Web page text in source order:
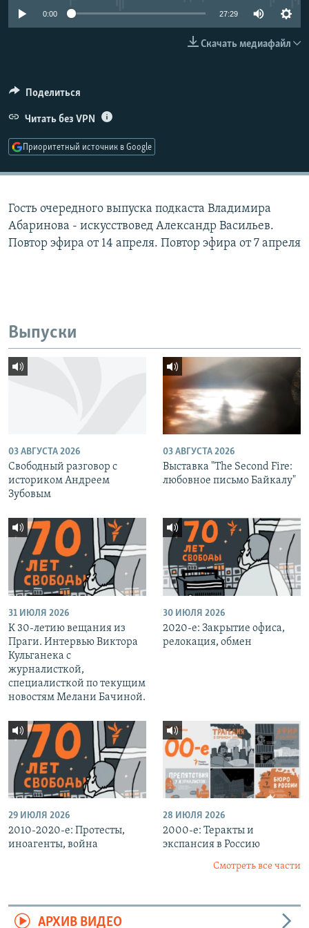
РАСПИСАНИЕ ВЕЩАНИЯ
0:00 27:29
Скачать медиафайл
Поделиться
Читать без VPN
Приоритетный источник в Google
Гость очередного выпуска подкаста Владимира
Абаринова - искусствовед Александр Васильев.
Повтор эфира от 14 апреля. Повтор эфира от 7 апреля
Выпуски
03 АВГУСТА 2026
Свободный разговор с
историком Андреем
Зубовым
03 АВГУСТА 2026
Выставка "The Second Fire:
любовное письмо Байкалу"
31 ИЮЛЯ 2026
К 30-летию вещания из
Праги. Интервью Виктора
Кульганека с
журналисткой,
специалисткой по текущим
новостям Мелани Бачиной.
30 ИЮЛЯ 2026
2020-е: Закрытие офиса,
релокация, обмен
29 ИЮЛЯ 2026
2010-2020-е: Протесты,
иноагенты, война
28 ИЮЛЯ 2026
2000-е: Теракты и
экспансия в Россию
Смотреть все части
АРХИВ ВИДЕО